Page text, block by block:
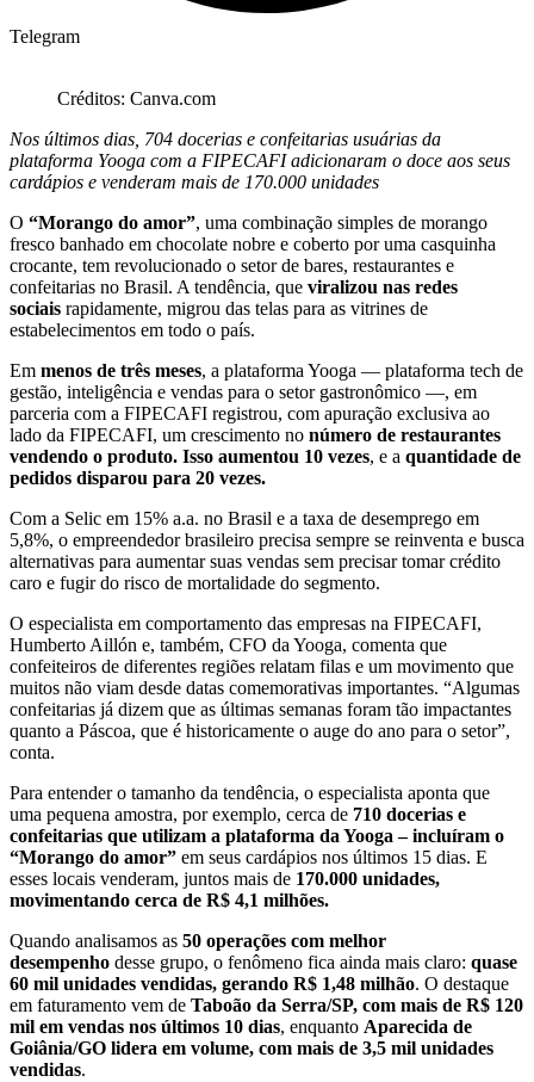
Telegram
Créditos: Canva.com
Nos últimos dias, 704 docerias e confeitarias usuárias da
plataforma Yooga com a FIPECAFI adicionaram o doce aos seus
cardápios e venderam mais de 170.000 unidades
O “Morango do amor”, uma combinação simples de morango
fresco banhado em chocolate nobre e coberto por uma casquinha
crocante, tem revolucionado o setor de bares, restaurantes e
confeitarias no Brasil. A tendência, que viralizou nas redes
sociais rapidamente, migrou das telas para as vitrines de
estabelecimentos em todo o país.
Em menos de três meses, a plataforma Yooga — plataforma tech de
gestão, inteligência e vendas para o setor gastronômico —, em
parceria com a FIPECAFI registrou, com apuração exclusiva ao
lado da FIPECAFI, um crescimento no número de restaurantes
vendendo o produto. Isso aumentou 10 vezes, e a quantidade de
pedidos disparou para 20 vezes.
Com a Selic em 15% a.a. no Brasil e a taxa de desemprego em
5,8%, o empreendedor brasileiro precisa sempre se reinventa e busca
alternativas para aumentar suas vendas sem precisar tomar crédito
caro e fugir do risco de mortalidade do segmento.
O especialista em comportamento das empresas na FIPECAFI,
Humberto Aillón e, também, CFO da Yooga, comenta que
confeiteiros de diferentes regiões relatam filas e um movimento que
muitos não viam desde datas comemorativas importantes. “Algumas
confeitarias já dizem que as últimas semanas foram tão impactantes
quanto a Páscoa, que é historicamente o auge do ano para o setor”,
conta.
Para entender o tamanho da tendência, o especialista aponta que
uma pequena amostra, por exemplo, cerca de 710 docerias e
confeitarias que utilizam a plataforma da Yooga – incluíram o
“Morango do amor” em seus cardápios nos últimos 15 dias. E
esses locais venderam, juntos mais de 170.000 unidades,
movimentando cerca de R$ 4,1 milhões.
Quando analisamos as 50 operações com melhor
desempenho desse grupo, o fenômeno fica ainda mais claro: quase
60 mil unidades vendidas, gerando R$ 1,48 milhão. O destaque
em faturamento vem de Taboão da Serra/SP, com mais de R$ 120
mil em vendas nos últimos 10 dias, enquanto Aparecida de
Goiânia/GO lidera em volume, com mais de 3,5 mil unidades
vendidas.